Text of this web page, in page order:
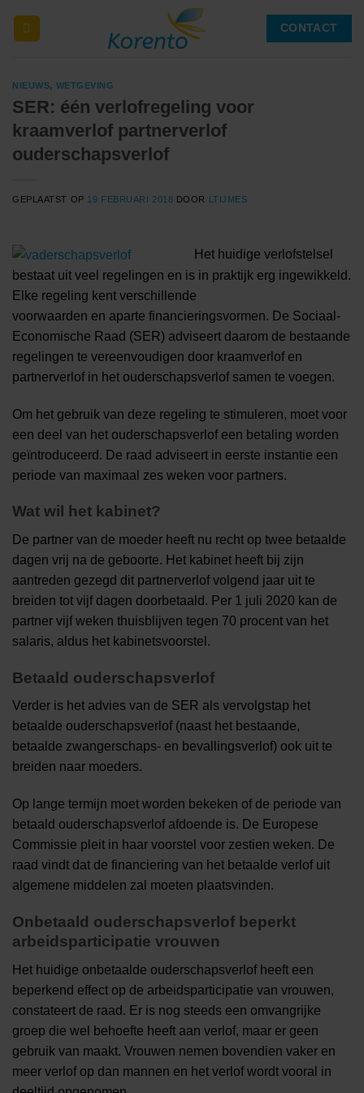
naar
CONTACT
NIEUWS, WETGEVING
SER: één verlofregeling voor
kraamverlof partnerverlof
ouderschapsverlof
GEPLAATST OP 19 FEBRUARI 2018 DOOR LTIJMES
Het huidige verlofstelsel
bestaat uit veel regelingen en is in praktijk erg ingewikkeld.
Elke regeling kent verschillende
voorwaarden en aparte financieringsvormen. De Sociaal-
Economische Raad (SER) adviseert daarom de bestaande
regelingen te vereenvoudigen door kraamverlof en
partnerverlof in het ouderschapsverlof samen te voegen.
Om het gebruik van deze regeling te stimuleren, moet voor
een deel van het ouderschapsverlof een betaling worden
geïntroduceerd. De raad adviseert in eerste instantie een
periode van maximaal zes weken voor partners.
Wat wil het kabinet?
De partner van de moeder heeft nu recht op twee betaalde
dagen vrij na de geboorte. Het kabinet heeft bij zijn
aantreden gezegd dit partnerverlof volgend jaar uit te
breiden tot vijf dagen doorbetaald. Per 1 juli 2020 kan de
partner vijf weken thuisblijven tegen 70 procent van het
salaris, aldus het kabinetsvoorstel.
Betaald ouderschapsverlof
Verder is het advies van de SER als vervolgstap het
betaalde ouderschapsverlof (naast het bestaande,
betaalde zwangerschaps- en bevallingsverlof) ook uit te
breiden naar moeders.
Op lange termijn moet worden bekeken of de periode van
betaald ouderschapsverlof afdoende is. De Europese
Commissie pleit in haar voorstel voor zestien weken. De
raad vindt dat de financiering van het betaalde verlof uit
algemene middelen zal moeten plaatsvinden.
Onbetaald ouderschapsverlof beperkt
arbeidsparticipatie vrouwen
Het huidige onbetaalde ouderschapsverlof heeft een
beperkend effect op de arbeidsparticipatie van vrouwen,
constateert de raad. Er is nog steeds een omvangrijke
groep die wel behoefte heeft aan verlof, maar er geen
gebruik van maakt. Vrouwen nemen bovendien vaker en
meer verlof op dan mannen en het verlof wordt vooral in